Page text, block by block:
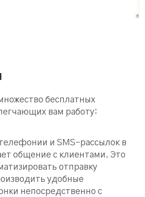
бесплатных
вам работу:
и SMS-рассылок в
общение с клиентами. Это
отправку
удобные
непосредственно с